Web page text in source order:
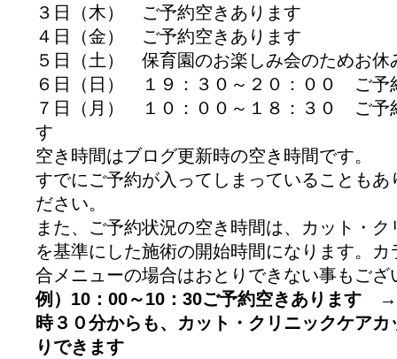
３日（木） ご予約空きあります
４日（金） ご予約空きあります
５日（土） 保育園のお楽しみ会のためお休
６日（日） １９：３０～２０：００ ご予
７日（月） １０：００～１８：３０ ご予
す
空き時間はブログ更新時の空き時間です。
すでにご予約が入ってしまっていることもあ
ださい。
また、ご予約状況の空き時間は、カット・
を基準にした施術の開始時間になります。
合メニューの場合はおとりできない事もござ
例）10：00～10：30ご予約空きあります
時３０分からも、カット・クリニックケア
りできます